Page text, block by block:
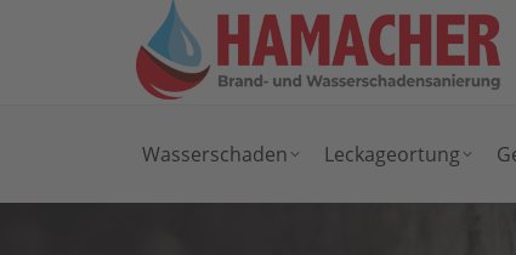
Wasserschaden Leckageortung